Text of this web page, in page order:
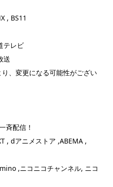
, BS11
テレビ
送
、変更になる可能性がござい
斉配信！
, dアニメストア ,ABEMA ,
,ニコニコチャンネル, ニコ